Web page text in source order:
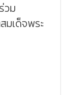
วม
มเด็จพระ